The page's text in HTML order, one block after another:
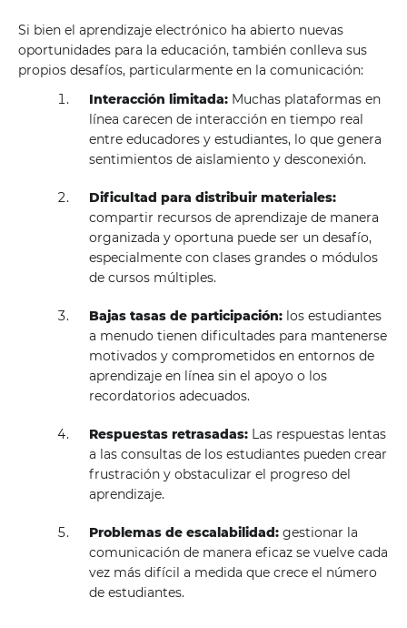
Si bien el aprendizaje electrónico ha abierto nuevas
oportunidades para la educación, también conlleva sus
propios desafíos, particularmente en la comunicación:
Interacción limitada: Muchas plataformas en
línea carecen de interacción en tiempo real
entre educadores y estudiantes, lo que genera
sentimientos de aislamiento y desconexión.
Dificultad para distribuir materiales:
compartir recursos de aprendizaje de manera
organizada y oportuna puede ser un desafío,
especialmente con clases grandes o módulos
de cursos múltiples.
Bajas tasas de participación: los estudiantes
a menudo tienen dificultades para mantenerse
motivados y comprometidos en entornos de
aprendizaje en línea sin el apoyo o los
recordatorios adecuados.
Respuestas retrasadas: Las respuestas lentas
a las consultas de los estudiantes pueden crear
frustración y obstaculizar el progreso del
aprendizaje.
Problemas de escalabilidad: gestionar la
comunicación de manera eficaz se vuelve cada
vez más difícil a medida que crece el número
de estudiantes.